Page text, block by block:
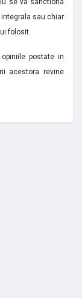
sau chiar
folosit.
postate in
acestora revine